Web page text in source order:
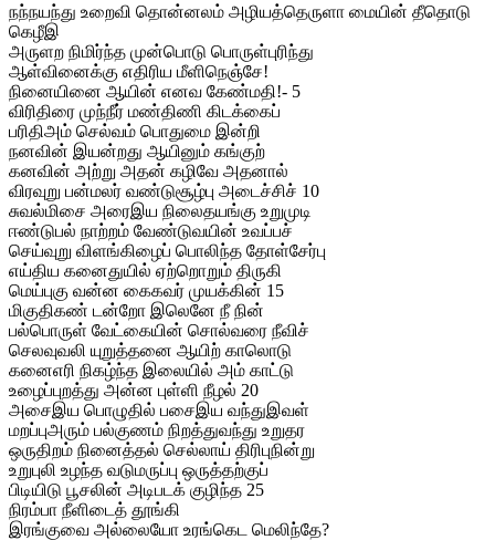
நந்நயந்து உறைவி தொன்னலம் அழியத்தெருளா மையின் தீதொடு
கெழீஇ
அருளற நிமிர்ந்த முன்பொடு பொருள்புரிந்து
ஆள்வினைக்கு எதிரிய மீளிநெஞ்சே!
நினையினை ஆயின் எனவ கேண்மதி!- 5
விரிதிரை முந்நீர் மண்திணி கிடக்கைப்
பரிதிஅம் செல்வம் பொதுமை இன்றி
நனவின் இயன்றது ஆயினும் கங்குற்
கனவின் அற்று அதன் கழிவே அதனால்
விரவுறு பன்மலர் வண்டுசூழ்பு அடைச்சிச் 10
சுவல்மிசை அரைஇய நிலைதயங்கு உறுமுடி
ஈண்டுபல் நாற்றம் வேண்டுவயின் உவப்பச்
செய்வுறு விளங்கிழைப் பொலிந்த தோள்சேர்பு
எய்திய கனைதுயில் ஏற்றொறும் திருகி
மெய்புகு வன்ன கைகவர் முயக்கின் 15
மிகுதிகண் டன்றோ இலெனே நீ நின்
பல்பொருள் வேட்கையின் சொல்வரை நீவிச்
செலவுவலி யுறுத்தனை ஆயிற் காலொடு
கனைஎரி நிகழ்ந்த இலையில் அம் காட்டு
உழைப்புறத்து அன்ன புள்ளி நீழல் 20
அசைஇய பொழுதில் பசைஇய வந்துஇவள்
மறப்புஅரும் பல்குணம் நிறத்துவந்து உறுதர
ஒருதிறம் நினைத்தல் செல்லாய் திரிபுநின்று
உறுபுலி உழந்த வடுமருப்பு ஒருத்தற்குப்
பிடியிடு பூசலின் அடிபடக் குழிந்த 25
நிரம்பா நீளிடைத் தூங்கி
இரங்குவை அல்லையோ உரங்கெட மெலிந்தே?